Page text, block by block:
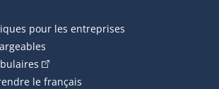
pour les entreprises
(Cet hyperlien externe s'ouvrira
le français